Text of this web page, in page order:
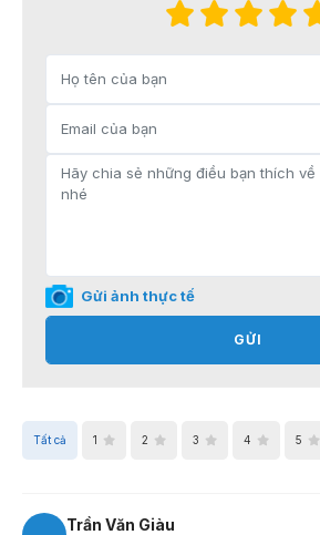
Gửi ảnh thực tế
GỬI
Tất cả 1 2 3 4 5
Trần Văn Giàu